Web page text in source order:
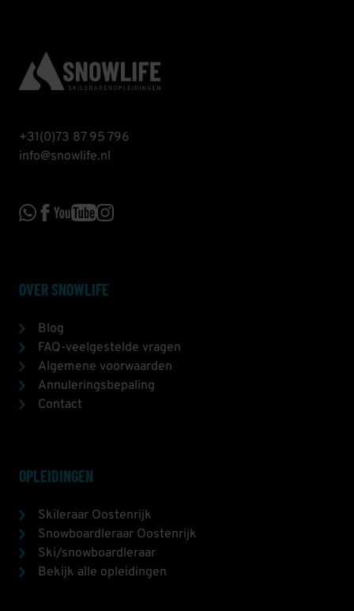
+31(0)73 87 95 796
info@snowlife.nl
OVER SNOWLIFE
Blog
FAQ-veelgestelde vragen
Algemene voorwaarden
Annuleringsbepaling
Contact
OPLEIDINGEN
Skileraar Oostenrijk
Snowboardleraar Oostenrijk
Ski/snowboardleraar
Bekijk alle opleidingen